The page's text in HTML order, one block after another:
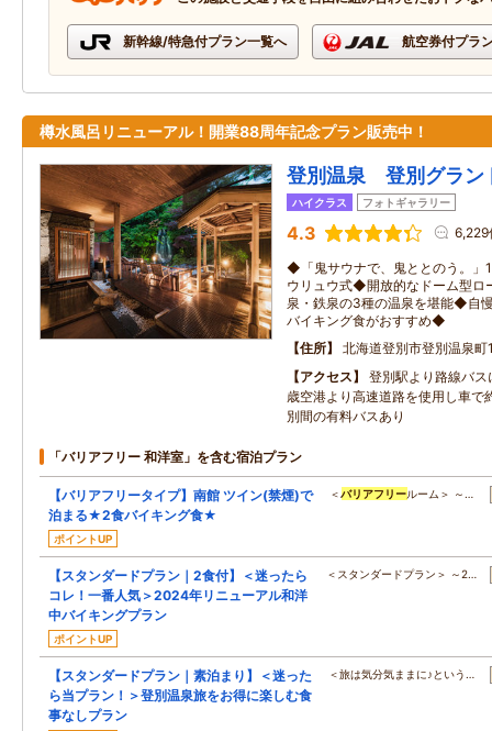
新幹線/特急付プラン一覧へ 航空券付プラ
樽水風呂リニューアル！開業88周年記念プラン販売中！
登別温泉 登別グラン
ハイクラス フォトギャラリー
4.3 6,229
◆「鬼サウナで、鬼ととのう。」
ウリュウ式◆開放的なドーム型ロ
泉・鉄泉の3種の温泉を堪能◆自
バイキング食がおすすめ◆
住所
北海道登別市登別温泉町
アクセス
登別駅より路線バ
歳空港より高速道路を使用し車
別間の有料バスあり
「バリアフリー 和洋室」を含む宿泊プラン
【バリアフリータイプ】南館 ツイン(禁煙)で
泊まる★2食バイキング食★
ポイントUP
＜バリアフリールーム＞ ～…
【スタンダードプラン｜2食付】＜迷ったら
コレ！一番人気＞2024年リニューアル和洋
中バイキングプラン
ポイントUP
＜スタンダードプラン＞ ～2…
【スタンダードプラン｜素泊まり】＜迷った
ら当プラン！＞登別温泉旅をお得に楽しむ食
事なしプラン
＜旅は気分気ままに♪という…